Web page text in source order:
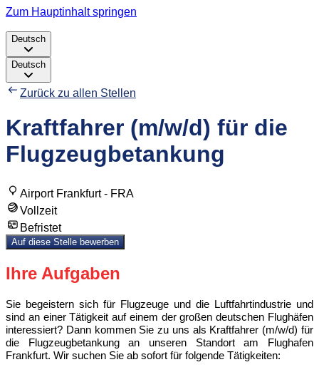
Zum Hauptinhalt springen
Deutsch
Deutsch
Zurück zu allen Stellen
Kraftfahrer (m/w/d) für die
Flugzeugbetankung
Airport Frankfurt - FRA
Vollzeit
Befristet
Auf diese Stelle bewerben
Ihre Aufgaben
Sie begeistern sich für Flugzeuge und die Luftfahrtindustrie und
sind an einer Tätigkeit auf einem der großen deutschen Flughäfen
interessiert? Dann kommen Sie zu uns als Kraftfahrer (m/w/d) für
die Flugzeugbetankung an unseren Standort am Flughafen
Frankfurt. Wir suchen Sie ab sofort für folgende Tätigkeiten: